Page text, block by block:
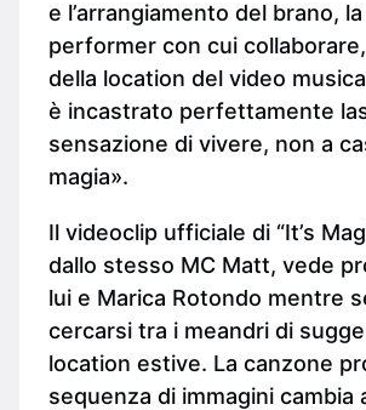
e l’arrangiamento del brano,
performer con cui
della location del video
è incastrato perfettamente
sensazione di vivere, non a
magia».
Il videoclip ufficiale di “It’s
dallo stesso MC Matt, vede
lui e Marica Rotondo mentre
cercarsi tra i meandri di
location estive. La canzone
sequenza di immagini cambia